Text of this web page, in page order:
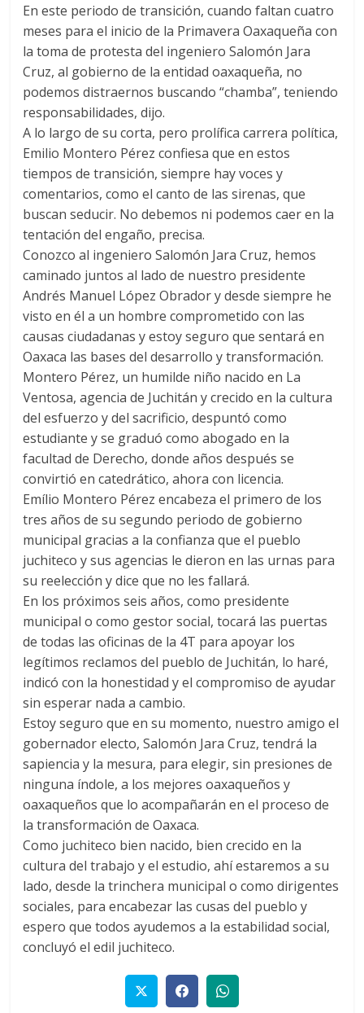
En este periodo de transición, cuando faltan cuatro
meses para el inicio de la Primavera Oaxaqueña con
la toma de protesta del ingeniero Salomón Jara
Cruz, al gobierno de la entidad oaxaqueña, no
podemos distraernos buscando “chamba”, teniendo
responsabilidades, dijo.
A lo largo de su corta, pero prolífica carrera política,
Emilio Montero Pérez confiesa que en estos
tiempos de transición, siempre hay voces y
comentarios, como el canto de las sirenas, que
buscan seducir. No debemos ni podemos caer en la
tentación del engaño, precisa.
Conozco al ingeniero Salomón Jara Cruz, hemos
caminado juntos al lado de nuestro presidente
Andrés Manuel López Obrador y desde siempre he
visto en él a un hombre comprometido con las
causas ciudadanas y estoy seguro que sentará en
Oaxaca las bases del desarrollo y transformación.
Montero Pérez, un humilde niño nacido en La
Ventosa, agencia de Juchitán y crecido en la cultura
del esfuerzo y del sacrificio, despuntó como
estudiante y se graduó como abogado en la
facultad de Derecho, donde años después se
convirtió en catedrático, ahora con licencia.
Emílio Montero Pérez encabeza el primero de los
tres años de su segundo periodo de gobierno
municipal gracias a la confianza que el pueblo
juchiteco y sus agencias le dieron en las urnas para
su reelección y dice que no les fallará.
En los próximos seis años, como presidente
municipal o como gestor social, tocará las puertas
de todas las oficinas de la 4T para apoyar los
legítimos reclamos del pueblo de Juchitán, lo haré,
indicó con la honestidad y el compromiso de ayudar
sin esperar nada a cambio.
Estoy seguro que en su momento, nuestro amigo el
gobernador electo, Salomón Jara Cruz, tendrá la
sapiencia y la mesura, para elegir, sin presiones de
ninguna índole, a los mejores oaxaqueños y
oaxaqueños que lo acompañarán en el proceso de
la transformación de Oaxaca.
Como juchiteco bien nacido, bien crecido en la
cultura del trabajo y el estudio, ahí estaremos a su
lado, desde la trinchera municipal o como dirigentes
sociales, para encabezar las cusas del pueblo y
espero que todos ayudemos a la estabilidad social,
concluyó el edil juchiteco.